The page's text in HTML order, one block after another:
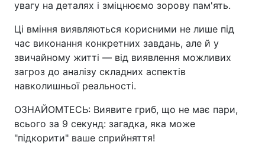
увагу на деталях і зміцнюємо зорову пам'ять.
Ці вміння виявляються корисними не лише під
час виконання конкретних завдань, але й у
звичайному житті — від виявлення можливих
загроз до аналізу складних аспектів
навколишньої реальності.
ОЗНАЙОМТЕСЬ: Виявите гриб, що не має пари,
всього за 9 секунд: загадка, яка може
"підкорити" ваше сприйняття!